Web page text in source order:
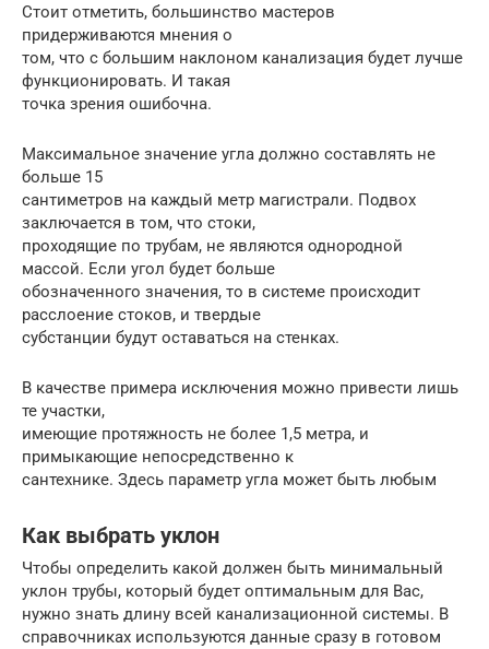
Стоит отметить, большинство мастеров
придерживаются мнения о
том, что с большим наклоном канализация будет лучше
функционировать. И такая
точка зрения ошибочна.
Максимальное значение угла должно составлять не
больше 15
сантиметров на каждый метр магистрали. Подвох
заключается в том, что стоки,
проходящие по трубам, не являются однородной
массой. Если угол будет больше
обозначенного значения, то в системе происходит
расслоение стоков, и твердые
субстанции будут оставаться на стенках.
В качестве примера исключения можно привести лишь
те участки,
имеющие протяжность не более 1,5 метра, и
примыкающие непосредственно к
сантехнике. Здесь параметр угла может быть любым
Как выбрать уклон
Чтобы определить какой должен быть минимальный
уклон трубы, который будет оптимальным для Вас,
нужно знать длину всей канализационной системы. В
справочниках используются данные сразу в готовом